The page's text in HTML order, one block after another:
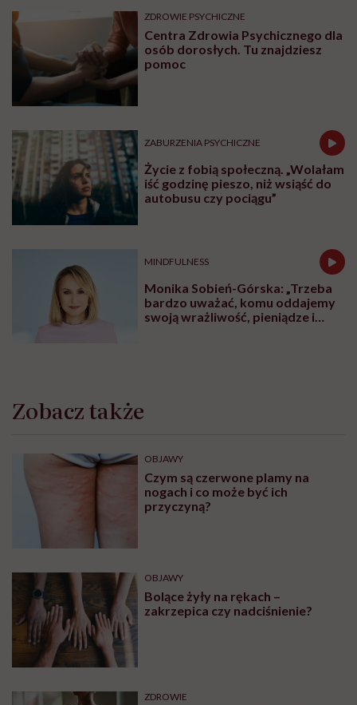
ZDROWIE PSYCHICZNE
Centra Zdrowia Psychicznego dla
osób dorosłych. Tu znajdziesz
pomoc
ZABURZENIA PSYCHICZNE
Życie z fobią społeczną. „Wolałam
iść godzinę pieszo, niż wsiąść do
autobusu czy pociągu”
MINDFULNESS
Monika Sobień-Górska: „Trzeba
bardzo uważać, komu oddajemy
swoją wrażliwość, pieniądze i
Zobacz także
OBJAWY
Czym są czerwone plamy na
nogach i co może być ich
przyczyną?
OBJAWY
Bolące żyły na rękach –
zakrzepica czy nadciśnienie?
ZDROWIE